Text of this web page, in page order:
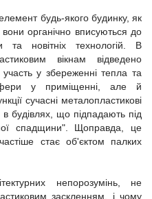
будь-якого будинку, як
органічно вписуються до
та новітніх технологій. В
вікнам відведено
у збереженні тепла та
у приміщенні, але й
сучасні металопластикові
в будівлях, що підпадають під
спадщини". Щоправда, це
стає об'єктом палких
непорозумінь, не
заскленням, і чому